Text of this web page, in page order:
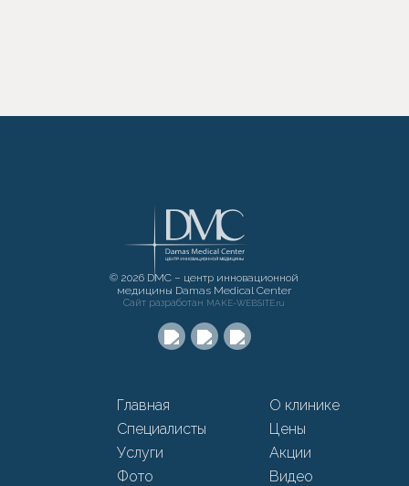
© 2026 DMC – центр инновационной
медицины Damas Medical Center
Сайт разработан MAKE-WEBSITE.ru
Главная
О клинике
Специалисты
Цены
Услуги
Акции
Фото
Видео